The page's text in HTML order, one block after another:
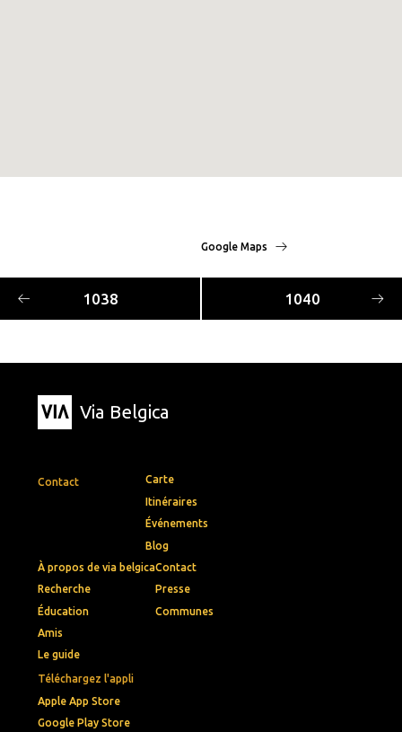
Google Maps
1038 1040
Via Belgica
Contact
Téléchargez l'appli
Apple App Store
Google Play Store
Carte
Itinéraires
Événements
Blog
À propos de via belgica
Recherche
Éducation
Amis
Le guide
Contact
Presse
Communes